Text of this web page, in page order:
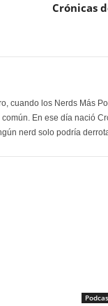
Crónicas
cuando los Nerds Más
En ese día nació
nerd solo podría